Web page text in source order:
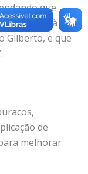
que
próximo à
Gilberto, e que
de
melhorar